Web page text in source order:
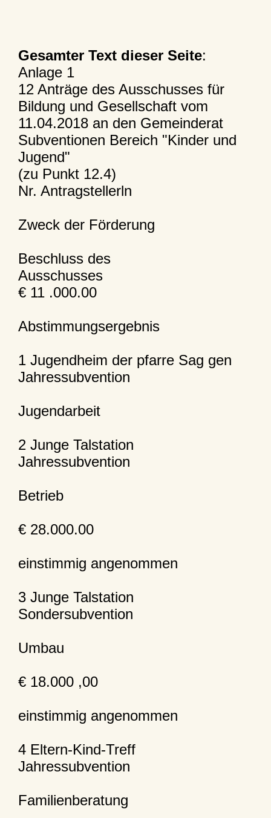
Gesamter Text dieser Seite:
Anlage 1
12 Anträge des Ausschusses für
Bildung und Gesellschaft vom
11.04.2018 an den Gemeinderat
Subventionen Bereich "Kinder und
Jugend"
(zu Punkt 12.4)
Nr. Antragstellerln
Zweck der Förderung
Beschluss des
Ausschusses
€ 11 .000.00
Abstimmungsergebnis
1 Jugendheim der pfarre Sag gen
Jahressubvention
Jugendarbeit
2 Junge Talstation
Jahressubvention
Betrieb
€ 28.000.00
einstimmig angenommen
3 Junge Talstation
Sondersubvention
Umbau
€ 18.000 ,00
einstimmig angenommen
4 Eltern-Kind-Treff
Jahressubvention
Familienberatung